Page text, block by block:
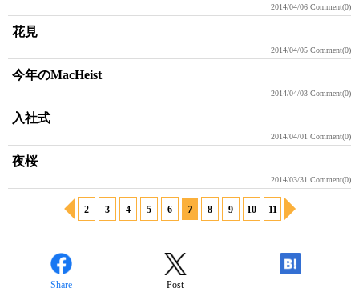
2014/04/06 Comment(0)
花見
2014/04/05 Comment(0)
今年のMacHeist
2014/04/03 Comment(0)
入社式
2014/04/01 Comment(0)
夜桜
2014/03/31 Comment(0)
2 3 4 5 6 7 8 9 10 11
Share Post -